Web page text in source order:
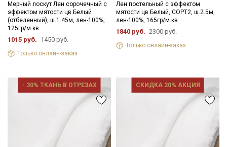
Мерный лоскут Лен сорочечный с
эффектом мятости цв.Белый
(отбеленный), ш.1.45м, лен-100%,
125гр/м.кв
1015 руб. 1450 руб.
Только онлайн-заказ
Лен постельный с эффектом
мятости цв.Белый, СОРТ2, ш.2.5м,
лен-100%, 165гр/м.кв
1840 руб. 2300 руб.
Только онлайн-заказ
- 30% ТКАНЬ В ОТРЕЗАХ СКИДКА 20% АКЦИЯ